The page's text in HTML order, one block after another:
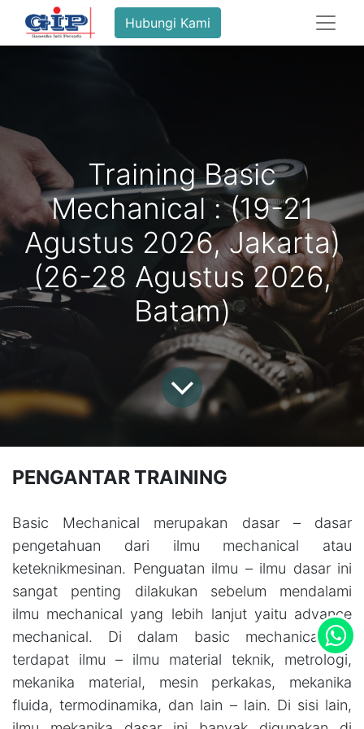
Hubungi Kami
Training Basic
Mechanical : (19-21
Agustus 2026, Jakarta)
(26-28 Agustus 2026,
Batam)
PENGANTAR TRAINING
Basic Mechanical merupakan dasar – dasar
pengetahuan dari ilmu mechanical atau
keteknikmesinan. Penguatan ilmu – ilmu dasar ini
sangat penting dilakukan sebelum mendalami
ilmu mechanical yang lebih lanjut yaitu advance
mechanical. Di dalam basic mechanical ini
terdapat ilmu – ilmu material teknik, metrologi,
mekanika material, mesin perkakas, mekanika
fluida, termodinamika, dan lain – lain. Di sisi lain,